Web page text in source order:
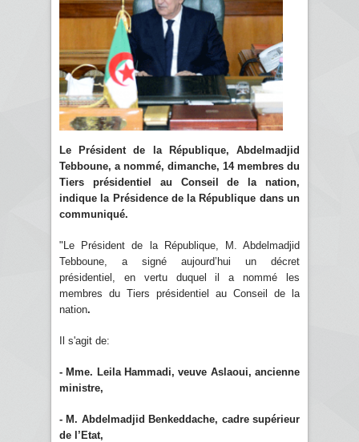
Le Président de la République, Abdelmadjid
Tebboune, a nommé, dimanche, 14 membres du
Tiers présidentiel au Conseil de la nation,
indique la Présidence de la République dans un
communiqué.
"Le Président de la République, M. Abdelmadjid
Tebboune, a signé aujourd’hui un décret
présidentiel, en vertu duquel il a nommé les
membres du Tiers présidentiel au Conseil de la
nation.
Il s'agit de:
- Mme. Leila Hammadi, veuve Aslaoui, ancienne
ministre,
- M. Abdelmadjid Benkeddache, cadre supérieur
de l’Etat,